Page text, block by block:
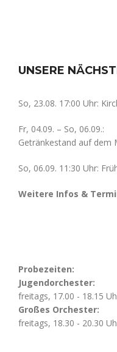
UNSERE
So, 23.08. 17:00 Uhr:
Fr, 04.09. – So, 06.09.:
Getränkestand auf dem
So, 06.09. 11:30 Uhr:
Weitere Infos &
Probezeiten:
Jugendorchester:
freitags, 17.00 - 18.15
Großes Orchester:
freitags, 18.30 - 20.30